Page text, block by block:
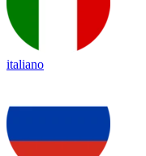
italiano